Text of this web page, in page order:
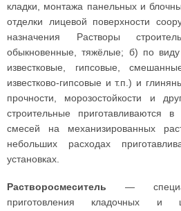
кладки, монтажа панельных и
отделки лицевой поверхности
назначения Растворы
обыкновенные, тяжёлые; б) по
известковые, гипсовые,
известково-гипсовые и т.п.) и
прочности, морозостойкости и
строительные приготавливаются
смесей на механизированных
небольших расходах
установках.
Растворосмеситель —
приготовления кладочных и